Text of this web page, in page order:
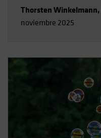
Thorsten Winkelmann,
noviembre 2025